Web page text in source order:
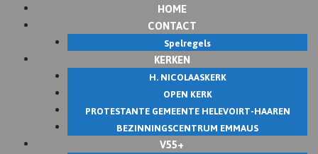
HOME
CONTACT
Spelregels
KERKEN
H. NICOLAASKERK
OPEN KERK
PROTESTANTE GEMEENTE HELEVOIRT-HAAREN
BEZINNINGSCENTRUM EMMAUS
V55+